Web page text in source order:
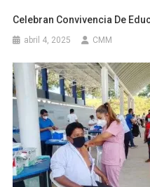
Celebran Convivencia De
abril 4, 2025 CMM